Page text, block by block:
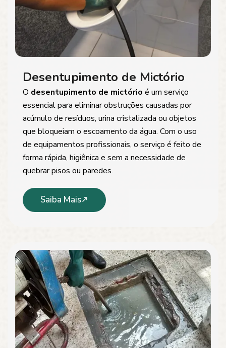
Desentupimento de Mictório
O desentupimento de mictório é um serviço
essencial para eliminar obstruções causadas por
acúmulo de resíduos, urina cristalizada ou objetos
que bloqueiam o escoamento da água. Com o uso
de equipamentos profissionais, o serviço é feito de
forma rápida, higiênica e sem a necessidade de
quebrar pisos ou paredes.
Saiba Mais